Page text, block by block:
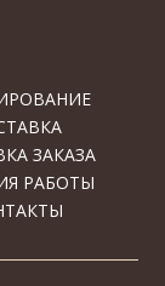
ЗАКАЗА
РАБОТЫ